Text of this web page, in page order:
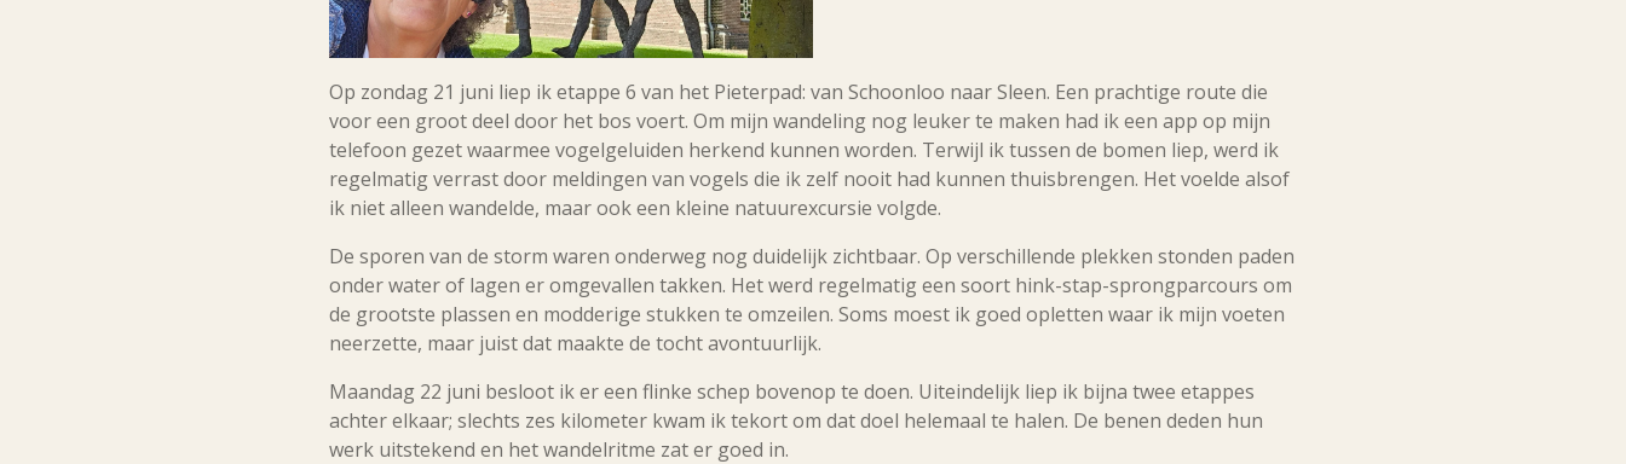
Op zondag 21 juni liep ik etappe 6 van het Pieterpad: van Schoonloo naar Sleen. Een prachtige route die
voor een groot deel door het bos voert. Om mijn wandeling nog leuker te maken had ik een app op mijn
telefoon gezet waarmee vogelgeluiden herkend kunnen worden. Terwijl ik tussen de bomen liep, werd ik
regelmatig verrast door meldingen van vogels die ik zelf nooit had kunnen thuisbrengen. Het voelde alsof
ik niet alleen wandelde, maar ook een kleine natuurexcursie volgde.
De sporen van de storm waren onderweg nog duidelijk zichtbaar. Op verschillende plekken stonden paden
onder water of lagen er omgevallen takken. Het werd regelmatig een soort hink-stap-sprongparcours om
de grootste plassen en modderige stukken te omzeilen. Soms moest ik goed opletten waar ik mijn voeten
neerzette, maar juist dat maakte de tocht avontuurlijk.
Maandag 22 juni besloot ik er een flinke schep bovenop te doen. Uiteindelijk liep ik bijna twee etappes
achter elkaar; slechts zes kilometer kwam ik tekort om dat doel helemaal te halen. De benen deden hun
werk uitstekend en het wandelritme zat er goed in.